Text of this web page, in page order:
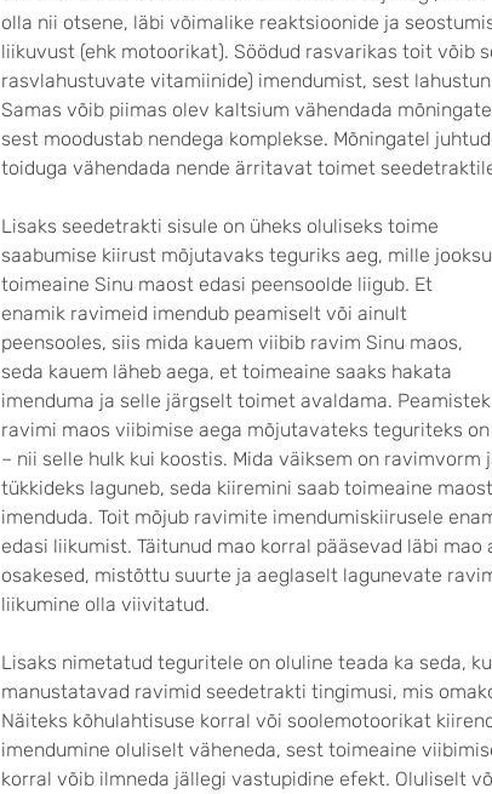
olla nii otsene, läbi võimalike reaktsioonide ja
liikuvust (ehk motoorikat). Söödud rasvarikas toit võib
rasvlahustuvate vitamiinide) imendumist, sest
Samas võib piimas olev kaltsium vähendada
sest moodustab nendega komplekse. Mõningatel
toiduga vähendada nende ärritavat toimet
Lisaks seedetrakti sisule on üheks oluliseks toime
saabumise kiirust mõjutavaks teguriks aeg, mille
toimeaine Sinu maost edasi peensoolde liigub. Et
enamik ravimeid imendub peamiselt või ainult
peensooles, siis mida kauem viibib ravim Sinu maos,
seda kauem läheb aega, et toimeaine saaks hakata
imenduma ja selle järgselt toimet avaldama.
ravimi maos viibimise aega mõjutavateks teguriteks
– nii selle hulk kui koostis. Mida väiksem on
tükkideks laguneb, seda kiiremini saab toimeaine
imenduda. Toit mõjub ravimite imendumiskiirusele
edasi liikumist. Täitunud mao korral pääsevad läbi
osakesed, mistõttu suurte ja aeglaselt lagunevate
liikumine olla viivitatud.
Lisaks nimetatud teguritele on oluline teada ka seda,
manustatavad ravimid seedetrakti tingimusi, mis
Näiteks kõhulahtisuse korral või soolemotoorikat
imendumine oluliselt väheneda, sest toimeaine
korral võib ilmneda jällegi vastupidine efekt. Oluliselt